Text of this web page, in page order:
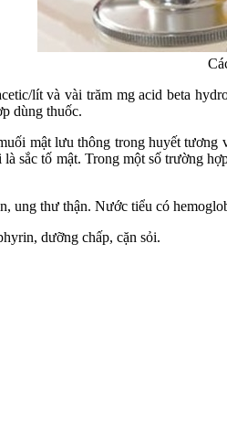
lít và vài trăm mg acid beta
dùng thuốc.
mật lưu thông trong huyết
sắc tố mật. Trong một số trường
ung thư thận. Nước tiểu có
dưỡng chấp, cặn sỏi.